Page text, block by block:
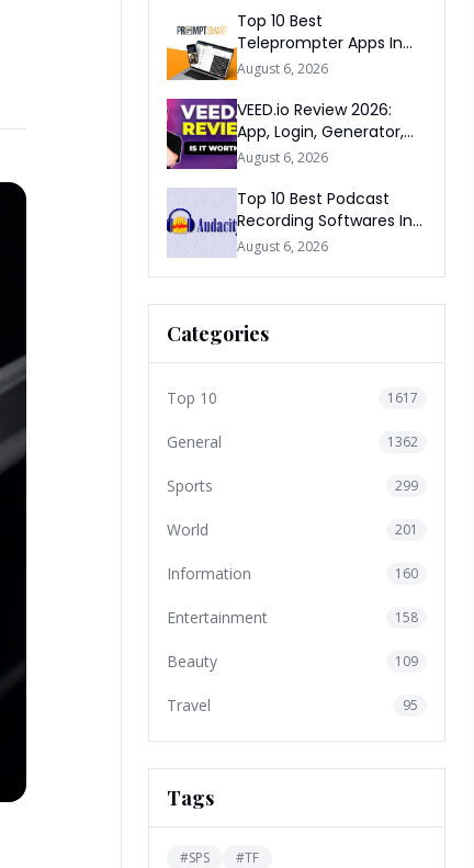
Top 10 Best
Teleprompter Apps In
2026
August 6, 2026
VEED.io Review 2026:
App, Login, Generator,
Download, AI & FAQs
August 6, 2026
Top 10 Best Podcast
Recording Softwares In
2026
August 6, 2026
Categories
Top 10 1617
General 1362
Sports 299
World 201
Information 160
Entertainment 158
Beauty 109
Travel 95
Tags
#SPS #TF